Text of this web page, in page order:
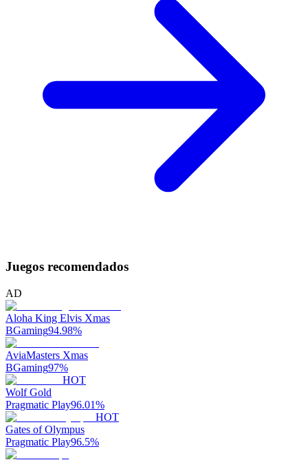
Juegos recomendados
AD
Aloha King Elvis Xmas
BGaming94.98%
AviaMasters Xmas
BGaming97%
HOT
Wolf Gold
Pragmatic Play96.01%
HOT
Gates of Olympus
Pragmatic Play96.5%